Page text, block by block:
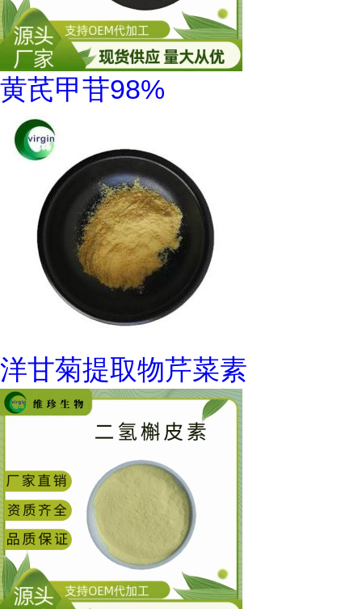
黄芪甲苷98%
洋甘菊提取物芹菜素